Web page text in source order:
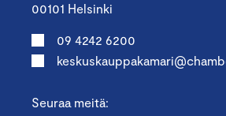
00101 Helsinki
09 4242 6200
Seuraa meitä: